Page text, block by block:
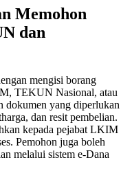
Memohon
dan
mengisi borang
TEKUN Nasional, atau
dokumen yang diperlukan
dan resit pembelian.
kepada pejabat LKIM
Pemohon juga boleh
melalui sistem e-Dana